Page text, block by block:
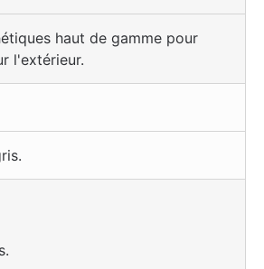
haut de gamme pour
l'extérieur.